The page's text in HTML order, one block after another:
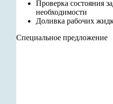
Проверка состояния
необходимости
Доливка рабочих
Специальное предложение